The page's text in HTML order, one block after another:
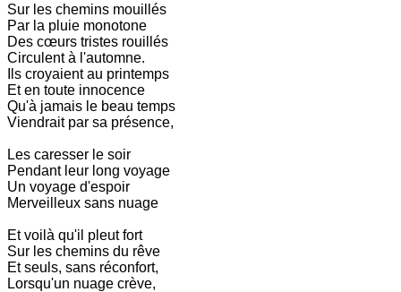
Sur les chemins mouillés
Par la pluie monotone
Des cœurs tristes rouillés
Circulent à l'automne.
Ils croyaient au printemps
Et en toute innocence
Qu'à jamais le beau temps
Viendrait par sa présence,
Les caresser le soir
Pendant leur long voyage
Un voyage d'espoir
Merveilleux sans nuage
Et voilà qu'il pleut fort
Sur les chemins du rêve
Et seuls, sans réconfort,
Lorsqu'un nuage crève,